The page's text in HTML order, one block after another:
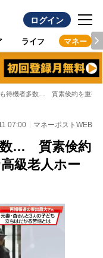
ログイン
ライフ マネー
待機者多数… 質素倹約を重視
07:00 マネーポストWEB
数… 質素倹約
級老人ホー